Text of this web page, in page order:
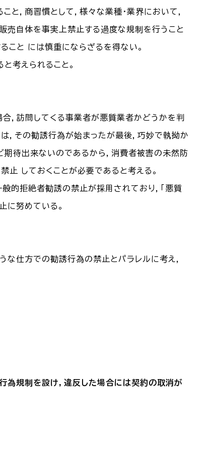
，商習慣として，様々な業種・業界において，
売自体を事実上禁止する過度な規制を行うこと
こと には慎重にならざるを得ない。
考えられること。
，訪問してくる事業者が悪質業者かどうかを判
，その勧誘行為が始まったが最後，巧妙で執拗か
待出来ないのであるから，消費者被害の未然防
止 しておくことが必要であると考える。
的拒絶者勧誘の禁止が採用されており，「悪質
に努めている。
仕方での勧誘行為の禁止とパラレルに考え，
為規制を設け，違反した場合には契約の取消が